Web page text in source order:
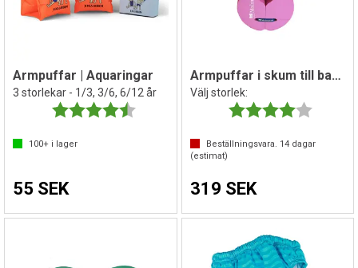
Armpuffar | Aquaringar
3 storlekar - 1/3, 3/6, 6/12 år
Betyg:
4.5 utav 5 stjärnor
100+ i lager
55 SEK
Armpuffar i skum till barn | Flipper
Välj storlek:
Betyg:
Beställningsvara. 14dagar
(estimat)
319 SEK